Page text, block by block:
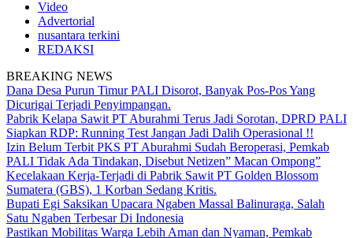
Video
Advertorial
nusantara terkini
REDAKSI
BREAKING NEWS
Dana Desa Purun Timur PALI Disorot, Banyak Pos-Pos Yang
Dicurigai Terjadi Penyimpangan.
Pabrik Kelapa Sawit PT Aburahmi Terus Jadi Sorotan, DPRD PALI
Siapkan RDP: Running Test Jangan Jadi Dalih Operasional !!
Izin Belum Terbit PKS PT Aburahmi Sudah Beroperasi, Pemkab
PALI Tidak Ada Tindakan, Disebut Netizen” Macan Ompong”
Kecelakaan Kerja-Terjadi di Pabrik Sawit PT Golden Blossom
Sumatera (GBS), 1 Korban Sedang Kritis.
Bupati Egi Saksikan Upacara Ngaben Massal Balinuraga, Salah
Satu Ngaben Terbesar Di Indonesia
Pastikan Mobilitas Warga Lebih Aman dan Nyaman, Pemkab